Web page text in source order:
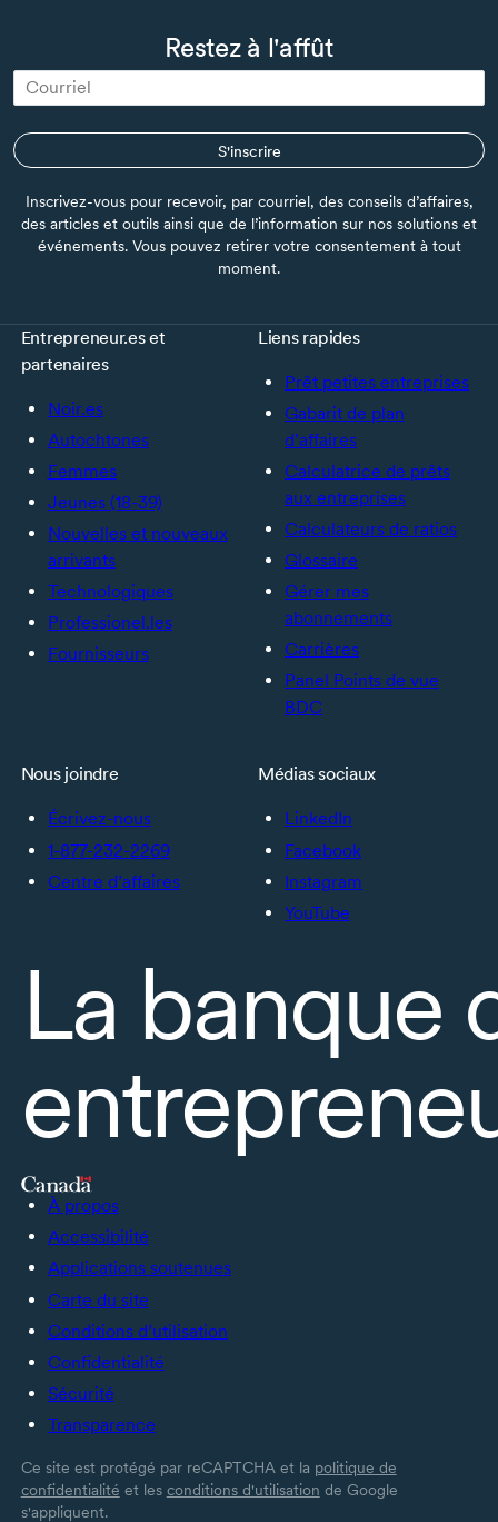
Restez à l'affût
S'inscrire
Inscrivez-vous pour recevoir, par courriel, des conseils d’affaires,
des articles et outils ainsi que de l’information sur nos solutions et
événements. Vous pouvez retirer votre consentement à tout
moment.
Entrepreneur.es et
partenaires
Noir.es
Autochtones
Femmes
Jeunes (18-39)
Nouvelles et nouveaux
arrivants
Technologiques
Professionel.les
Fournisseurs
Liens rapides
Prêt petites entreprises
Gabarit de plan
d’affaires
Calculatrice de prêts
aux entreprises
Calculateurs de ratios
Glossaire
Gérer mes
abonnements
Carrières
Panel Points de vue
BDC
Nous joindre
Écrivez-nous
1-877-232-2269
Centre d’affaires
Médias sociaux
LinkedIn
Facebook
Instagram
YouTube
La banque
À propos
Accessibilité
Applications soutenues
Carte du site
Conditions d’utilisation
Confidentialité
Sécurité
Transparence
Ce site est protégé par reCAPTCHA et la politique de
confidentialité et les conditions d'utilisation de Google
s'appliquent.